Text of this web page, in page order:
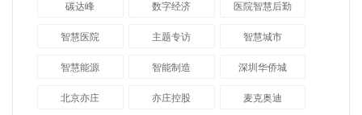
碳达峰 数字经济 医院智慧后勤
智慧医院 主题专访 智慧城市
​智慧能源 智能制造 深圳华侨城
北京亦庄 亦庄控股 麦克奥迪